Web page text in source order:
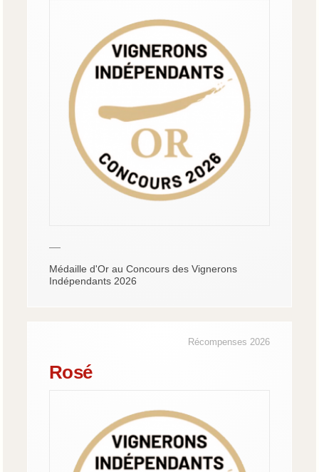
—
Médaille d'Or au Concours des Vignerons
Indépendants 2026
Récompenses 2026
Rosé